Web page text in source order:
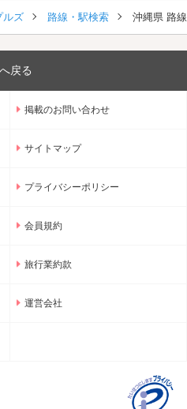
ルズ 路線・駅検索 沖縄県 路
へ戻る
掲載のお問い合わせ
サイトマップ
プライバシーポリシー
会員規約
旅行業約款
運営会社